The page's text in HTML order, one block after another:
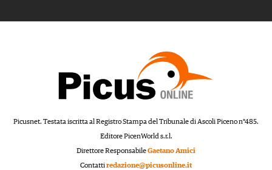
Picusnet. Testata iscritta al Registro Stampa del Tribunale di Ascoli Piceno n°485.
Editore PicenWorld s.r.l.
Direttore ResponsabileGaetano Amici
Contattiredazione@picusonline.it